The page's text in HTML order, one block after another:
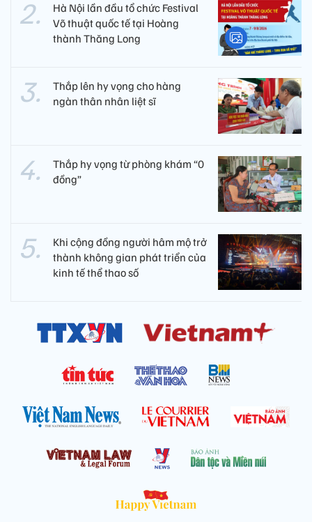
Hà Nội lần đầu tổ chức Festival
Võ thuật quốc tế tại Hoàng
thành Thăng Long
Thắp lên hy vọng cho hàng
ngàn thân nhân liệt sĩ
Thắp hy vọng từ phòng khám “0
đồng”
Khi cộng đồng người hâm mộ trở
thành không gian phát triển của
kinh tế thể thao số